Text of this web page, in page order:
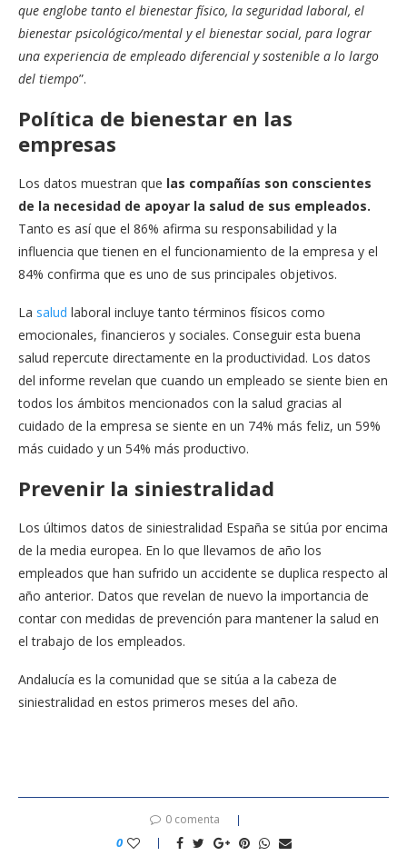
que englobe tanto el bienestar físico, la seguridad laboral, el
bienestar psicológico/mental y el bienestar social, para lograr
una experiencia de empleado diferencial y sostenible a lo largo
del tiempo”.
Política de bienestar en las
empresas
Los datos muestran que las compañías son conscientes
de la necesidad de apoyar la salud de sus empleados.
Tanto es así que el 86% afirma su responsabilidad y la
influencia que tienen en el funcionamiento de la empresa y el
84% confirma que es uno de sus principales objetivos.
La salud laboral incluye tanto términos físicos como
emocionales, financieros y sociales. Conseguir esta buena
salud repercute directamente en la productividad. Los datos
del informe revelan que cuando un empleado se siente bien en
todos los ámbitos mencionados con la salud gracias al
cuidado de la empresa se siente en un 74% más feliz, un 59%
más cuidado y un 54% más productivo.
Prevenir la siniestralidad
Los últimos datos de siniestralidad España se sitúa por encima
de la media europea. En lo que llevamos de año los
empleados que han sufrido un accidente se duplica respecto al
año anterior. Datos que revelan de nuevo la importancia de
contar con medidas de prevención para mantener la salud en
el trabajo de los empleados.
Andalucía es la comunidad que se sitúa a la cabeza de
siniestralidad en estos primeros meses del año.
0 comenta
0